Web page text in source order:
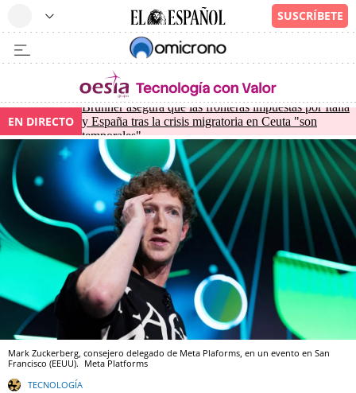
EN DIRECTO
Brunner asegura que las fronteras impuestas por Italia
y España tras la crisis migratoria en Ceuta "son
temporales"
Mark Zuckerberg, consejero delegado de Meta Plaforms, en un evento en San
Francisco (EEUU). Meta Platforms
TECNOLOGÍA